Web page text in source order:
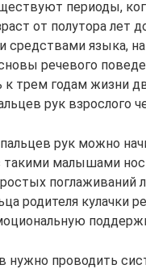
периоды,
от полутора лет
средствами языка,
речевого
трем годам жизни
рук взрослого
рук можно
малышами
поглаживаний
родителя кулачки
нужно проводить